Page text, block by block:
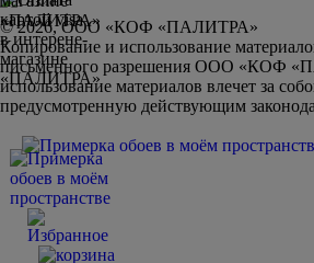
© 2026, ООО «КОФ «ПАЛИТРА»
Копирование и использование
письменного разрешения ООО «КОФ
использование материалов влечет за
предусмотренную действующим